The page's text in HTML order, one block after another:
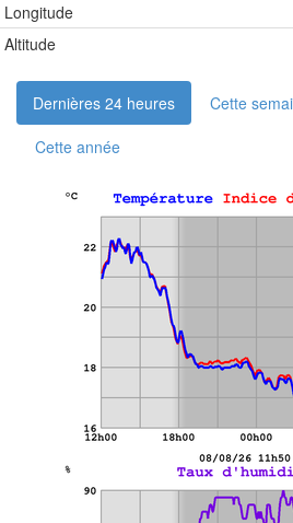
Longitude
Altitude
Dernières 24 heures Cette
Cette année